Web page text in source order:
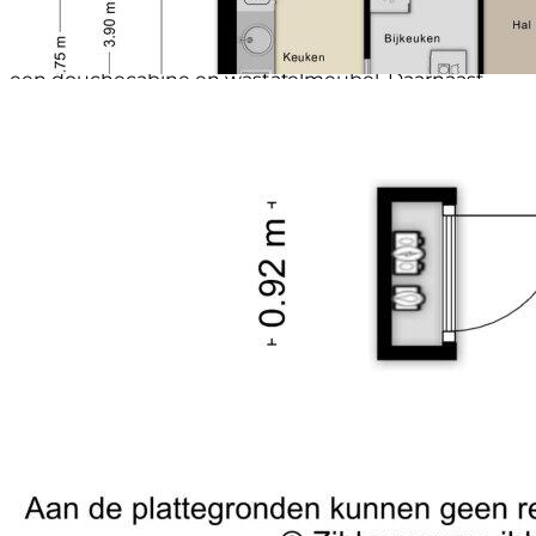
plaats voor een tweepersoonsbed en kastruimte.
De badkamer is volledig betegeld en voorzien van
een douchecabine en wastafelmeubel. Daarnaast
Volledig voorzien van een laminaatvloer;
Centrale ligging nabij centrum en voorzieningen;
appartement op een uitstekende locatie in
Eindhoven, voorzien van balkon, berging en